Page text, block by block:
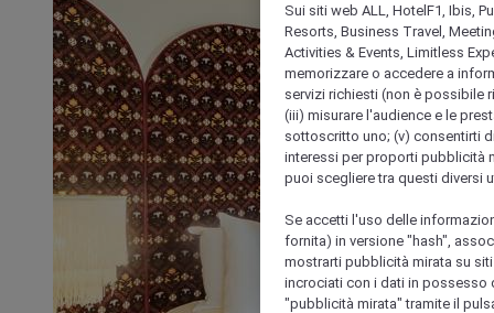
Sui siti web ALL, HotelF1, Ibis,
Resorts, Business Travel,
Activities & Events, Limitless
memorizzare o accedere a
servizi richiesti (non è possibile
(iii) misurare l'audience e le
sottoscritto uno; (v) consentirti
interessi per proporti pubblicità
puoi scegliere tra questi diversi
Se accetti l'uso delle
fornita) in versione "hash",
mostrarti pubblicità mirata su
incrociati con i dati in possesso
"pubblicità mirata" tramite il